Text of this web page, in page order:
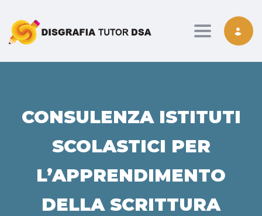
Toggle
CONSULENZA ISTITUTI
SCOLASTICI PER
L’APPRENDIMENTO
DELLA SCRITTURA